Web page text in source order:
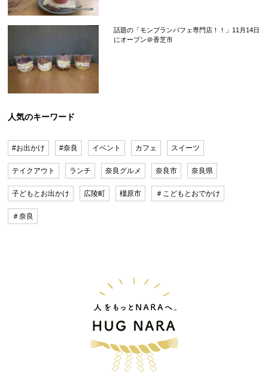
話題の「モンブランパフェ専門店！！」11月14日
にオープン＠香芝市
人気のキーワード
#お出かけ #奈良 イベント カフェ スイーツ
テイクアウト ランチ 奈良グルメ 奈良市 奈良県
子どもとお出かけ 広陵町 橿原市 ＃こどもとおでかけ
＃奈良